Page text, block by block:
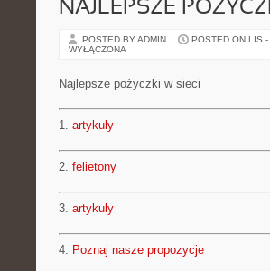
NAJLEPSZE
POSTED BY ADMIN POSTED ON LIS
WYŁĄCZONA
Najlepsze pożyczki w sieci
1. artykuly
2. felietony
3. artykuly
4. Poznaj nasze propozycje